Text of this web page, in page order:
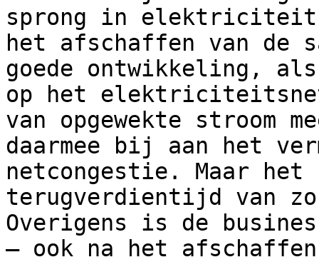
sprong in
het afschaffen van de
goede ontwikkeling,
op het
van opgewekte stroom
daarmee bij aan het
netcongestie. Maar
terugverdientijd van
Overigens is de
– ook na het